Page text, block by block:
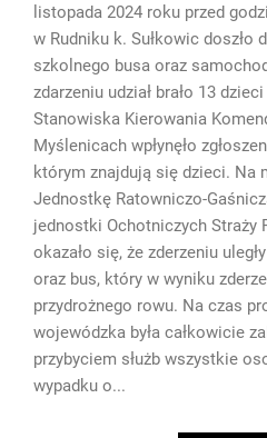
listopada 2024 roku przed
w Rudniku k. Sułkowic doszło
szkolnego busa oraz
zdarzeniu udział brało 13
Stanowiska Kierowania
Myślenicach wpłynęło
którym znajdują się dzieci. Na
Jednostkę Ratowniczo-
jednostki Ochotniczych Straży
okazało się, że zderzeniu
oraz bus, który w wyniku
przydrożnego rowu. Na czas
wojewódzka była całkowicie
przybyciem służb wszystkie
wypadku o...